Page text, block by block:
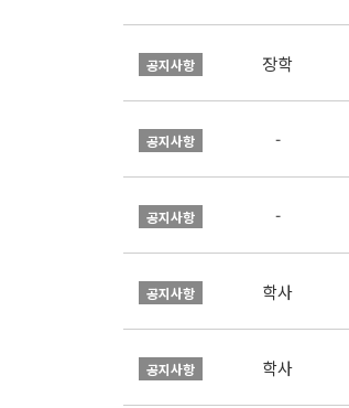
공지사항 장학
공지사항 -
공지사항 -
공지사항 학사
공지사항 학사